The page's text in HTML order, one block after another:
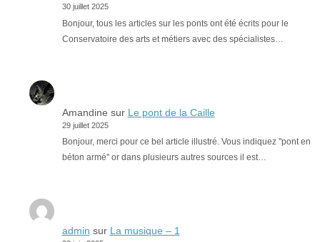
30 juillet 2025
Bonjour, tous les articles sur les ponts ont été écrits pour le
Conservatoire des arts et métiers avec des spécialistes…
Amandine sur Le pont de la Caille
29 juillet 2025
Bonjour, merci pour ce bel article illustré. Vous indiquez "pont en
béton armé" or dans plusieurs autres sources il est…
admin sur La musique – 1